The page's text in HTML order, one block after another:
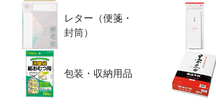
レター（便箋・
封筒）
包装・収納用品